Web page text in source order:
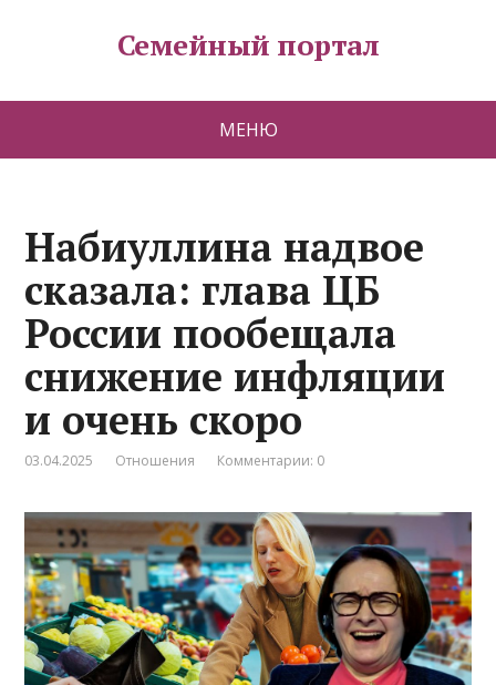
Семейный портал
МЕНЮ
Набиуллина надвое
сказала: глава ЦБ
России пообещала
снижение инфляции
и очень скоро
03.04.2025 Отношения Комментарии: 0